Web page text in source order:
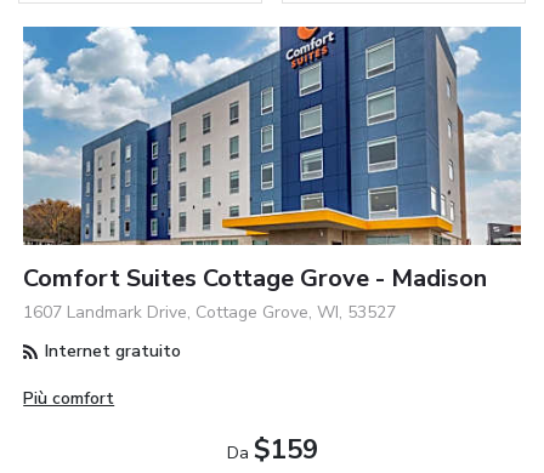
Comfort Suites Cottage Grove - Madison
1607 Landmark Drive, Cottage Grove, WI, 53527
Internet gratuito
Più comfort
Da $159